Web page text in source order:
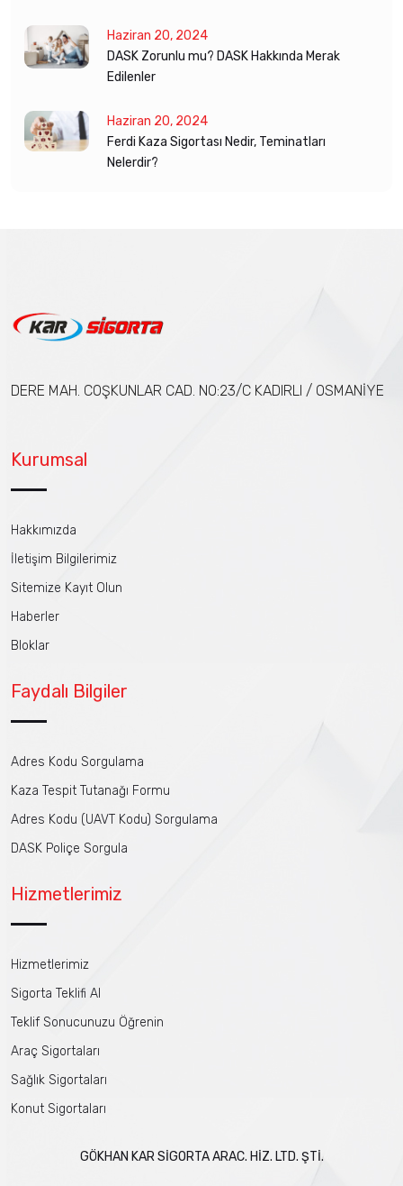
Haziran 20, 2024
DASK Zorunlu mu? DASK Hakkında Merak
Edilenler
Haziran 20, 2024
Ferdi Kaza Sigortası Nedir, Teminatları
Nelerdir?
DERE MAH. COŞKUNLAR CAD. NO:23/C KADIRLI / OSMANİYE
Kurumsal
Hakkımızda
İletişim Bilgilerimiz
Sitemize Kayıt Olun
Haberler
Bloklar
Faydalı Bilgiler
Adres Kodu Sorgulama
Kaza Tespit Tutanağı Formu
Adres Kodu (UAVT Kodu) Sorgulama
DASK Poliçe Sorgula
Hizmetlerimiz
Hizmetlerimiz
Sigorta Teklifi Al
Teklif Sonucunuzu Öğrenin
Araç Sigortaları
Sağlık Sigortaları
Konut Sigortaları
GÖKHAN KAR SİGORTA ARAC. HİZ. LTD. ŞTİ.